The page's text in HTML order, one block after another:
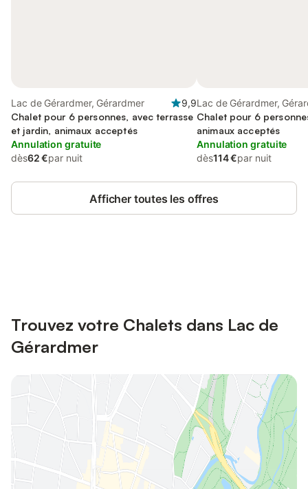
Lac de Gérardmer, Gérardmer
9,9
Chalet pour 6 personnes, avec terrasse
et jardin, animaux acceptés
Annulation gratuite
dès62 €par nuit
Lac de Gérardmer,
Chalet pour 6
animaux acceptés
Annulation gratuite
dès114 €par nuit
Afficher toutes les offres
Trouvez votre Chalets dans Lac de
Gérardmer